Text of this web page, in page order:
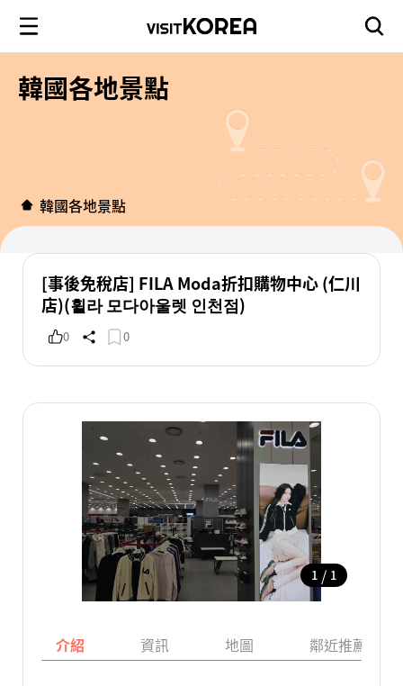
韓國各地景點
韓國各地景點
[事後免稅店] FILA Moda折扣購物中心 (仁川
店)(휠라 모다아울렛 인천점)
0 0
1 / 1
介紹 資訊 地圖 鄰近推薦景點